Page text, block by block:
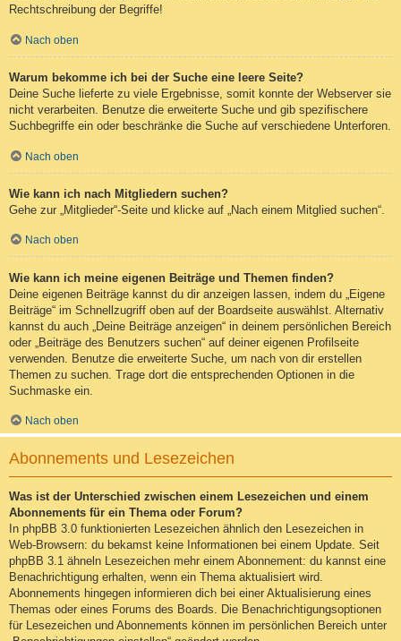
Rechtschreibung der Begriffe!
Nach oben
Warum bekomme ich bei der Suche eine leere Seite?
Deine Suche lieferte zu viele Ergebnisse, somit konnte der Webserver sie
nicht verarbeiten. Benutze die erweiterte Suche und gib spezifischere
Suchbegriffe ein oder beschränke die Suche auf verschiedene Unterforen.
Nach oben
Wie kann ich nach Mitgliedern suchen?
Gehe zur „Mitglieder“-Seite und klicke auf „Nach einem Mitglied suchen“.
Nach oben
Wie kann ich meine eigenen Beiträge und Themen finden?
Deine eigenen Beiträge kannst du dir anzeigen lassen, indem du „Eigene
Beiträge“ im Schnellzugriff oben auf der Boardseite auswählst. Alternativ
kannst du auch „Deine Beiträge anzeigen“ in deinem persönlichen Bereich
oder „Beiträge des Benutzers suchen“ auf deiner eigenen Profilseite
verwenden. Benutze die erweiterte Suche, um nach von dir erstellen
Themen zu suchen. Trage dort die entsprechenden Optionen in die
Suchmaske ein.
Nach oben
Abonnements und Lesezeichen
Was ist der Unterschied zwischen einem Lesezeichen und einem
Abonnements für ein Thema oder Forum?
In phpBB 3.0 funktionierten Lesezeichen ähnlich den Lesezeichen in
Web-Browsern: du bekamst keine Informationen bei einem Update. Seit
phpBB 3.1 ähneln Lesezeichen mehr einem Abonnement: du kannst eine
Benachrichtigung erhalten, wenn ein Thema aktualisiert wird.
Abonnements hingegen informieren dich bei einer Aktualisierung eines
Themas oder eines Forums des Boards. Die Benachrichtigungsoptionen
für Lesezeichen und Abonnements können im persönlichen Bereich unter